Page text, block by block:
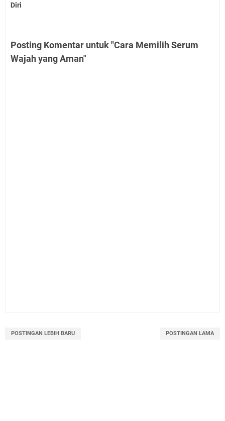
Diri
Posting Komentar untuk "Cara Memilih Serum
Wajah yang Aman"
POSTINGAN LEBIH BARU POSTINGAN LAMA